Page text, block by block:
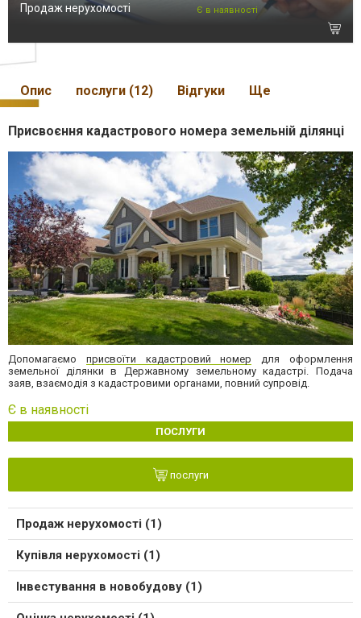
Продаж нерухомості Є в наявності
Опис послуги (12) Відгуки Ще
Присвоєння кадастрового номера земельній ділянці
Допомагаємо присвоїти кадастровий номер для оформлення
земельної ділянки в Державному земельному кадастрі. Подача
заяв, взаємодія з кадастровими органами, повний супровід.
Є в наявності
ПОСЛУГИ
послуги
Продаж нерухомості (1)
Купівля нерухомості (1)
Інвестування в новобудову (1)